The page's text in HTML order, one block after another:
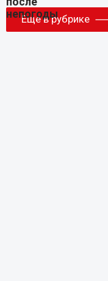
Еще в рубрике